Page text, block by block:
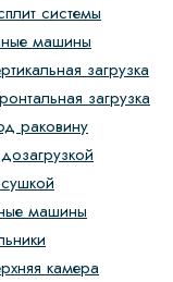
системы
машины
загрузка
загрузка
раковину
машины
камера